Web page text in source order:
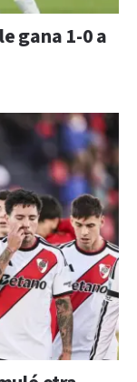
gana 1-0 a